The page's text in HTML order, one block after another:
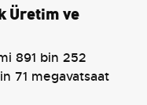
Üretim ve
891 bin 252
71 megavatsaat